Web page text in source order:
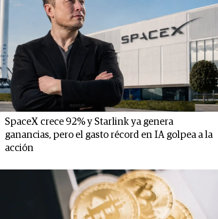
SpaceX crece 92% y Starlink ya genera
ganancias, pero el gasto récord en IA golpea a la
acción